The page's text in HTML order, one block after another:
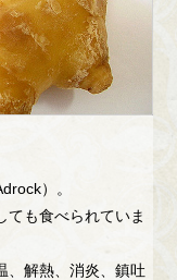
）。
ても食べられていま
、解熱、消炎、鎮吐